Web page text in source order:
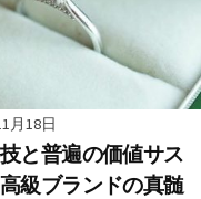
月18日
と普遍の価値サス
級ブランドの真髄